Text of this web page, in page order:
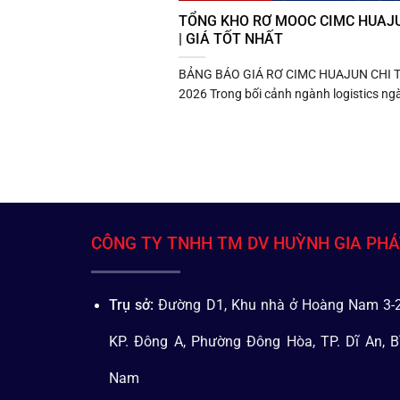
TỔNG KHO RƠ MOOC CIMC
| GIÁ TỐT NHẤT
BẢNG BÁO GIÁ RƠ CIMC HUAJUN CHI
2026 Trong bối cảnh ngành logistics
CÔNG TY TNHH TM DV HUỲNH GIA
Trụ sở: Đường D1, Khu nhà ở Hoàng Nam 3-
KP. Đông A, Phường Đông Hòa, TP. Dĩ An,
Nam